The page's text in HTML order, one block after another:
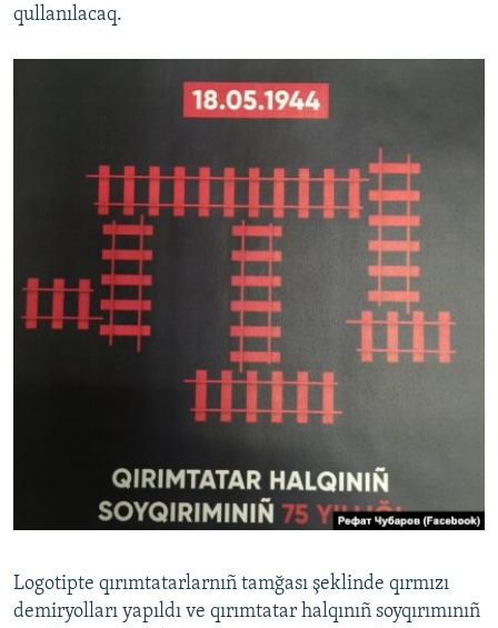
qullanılacaq.
Logotipte qırımtatarlarnıñ tamğası şeklinde qırmızı
demiryolları yapıldı ve qırımtatar halqınıñ soyqırımınıñ